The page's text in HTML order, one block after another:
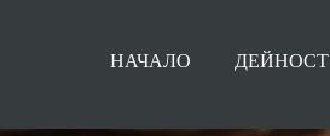
НАЧАЛО ДЕЙНОСТ